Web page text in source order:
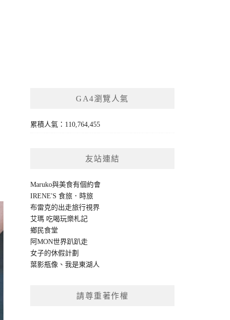
GA4瀏覽人氣
累積人氣：110,764,455
友站連結
Maruko與美食有個約會
IRENE'S 食旅．時旅
布雷克的出走旅行視界
艾瑪 吃喝玩樂札記
鄉民食堂
阿MON世界趴趴走
女子的休假計劃
葉影瓶像 、我是東湖人
請尊重著作權